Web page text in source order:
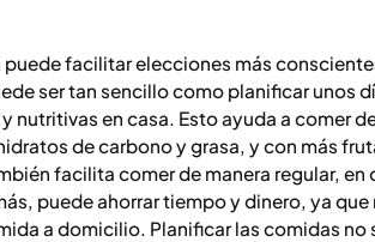
facilitar elecciones más
ser tan sencillo como planificar unos
nutritivas en casa. Esto ayuda a comer
de carbono y grasa, y con más
facilita comer de manera regular, en
puede ahorrar tiempo y dinero, ya que
a domicilio. Planificar las comidas no